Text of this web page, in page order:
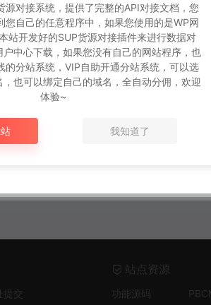
提交
站点资源
功能源码
源对接系统，提供了完整的API对接文档，您
您自己的任意程序中，如果您使用的是WP网
站开发好的SUP货源对接插件来进行数据对
中心下载，如果您没有自己的网站程序，也
的分站系统，VIP自助开通分站系统，可以选
也可以绑定自己的域名，全自动分佣，欢迎
体验~
我知道了